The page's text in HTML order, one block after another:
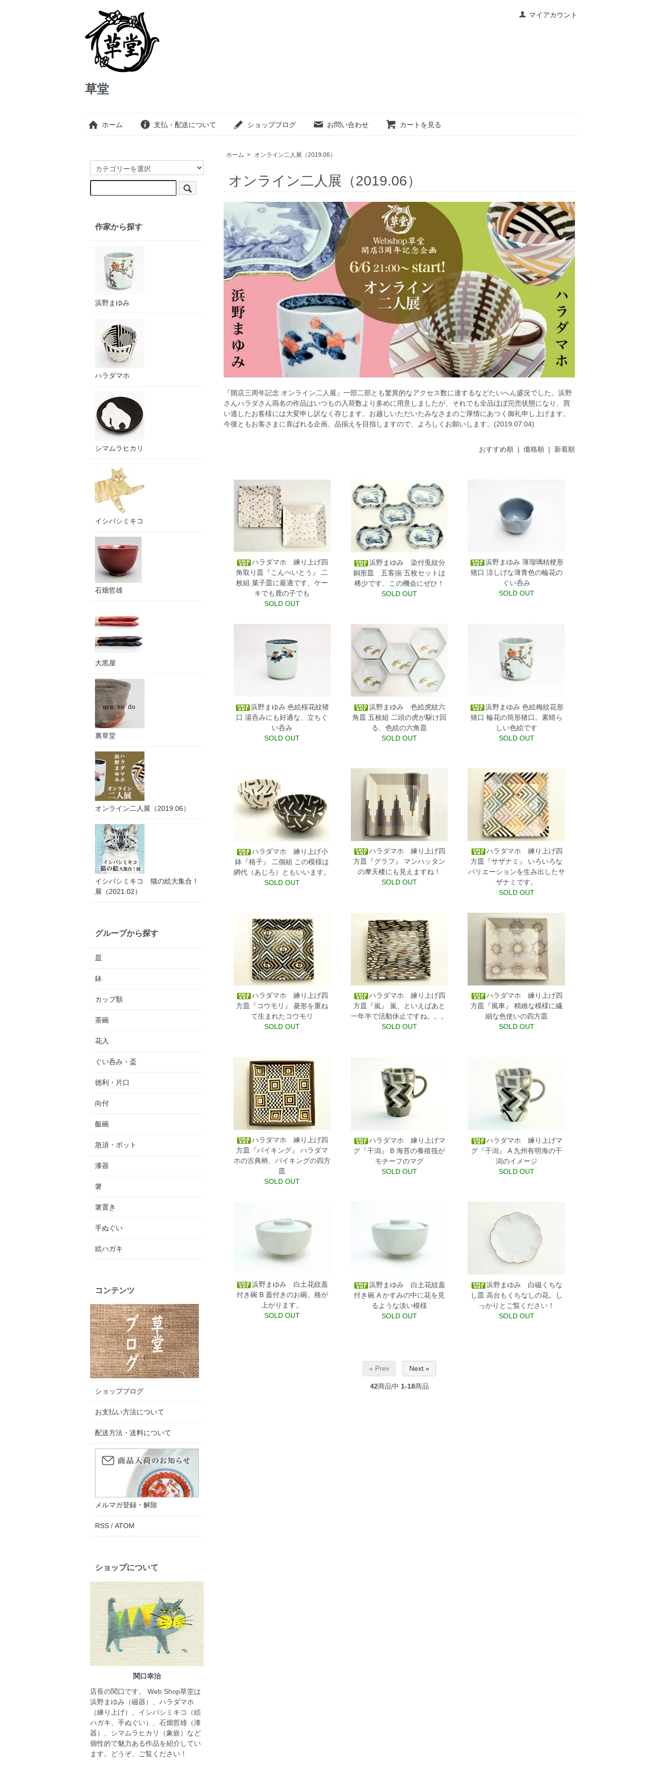
マイアカウント
草堂
ホーム 支払・配送について ショップブログ お問い合わせ カートを見る
ホーム > オンライン二人展（2019.06）
オンライン二人展（2019.06）
『開店三周年記念 オンライン二人展』一部二部とも驚異的なアクセス数に達するなどたいへん盛況でした。浜野
さんハラダさん両名の作品はいつもの入荷数より多めに用意しましたが、それでも全品ほぼ完売状態になり、買
い逃したお客様には大変申し訳なく存じます。お越しいただいたみなさまのご厚情にあつく御礼申し上げます。
今後ともお客さまに喜ばれる企画、品揃えを目指しますので、よろしくお願いします。(2019.07.04)
おすすめ順 | 価格順 | 新着順
ハラダマホ 練り上げ四
角取り皿『こんぺいとう』 二
枚組 菓子皿に最適です、ケー
キでも鹿の子でも
SOLD OUT
浜野まゆみ 染付兎紋分
銅形皿 五客揃 五枚セットは
稀少です、この機会にぜひ！
SOLD OUT
浜野まゆみ 薄瑠璃桔梗形
猪口 涼しげな薄青色の輪花の
ぐい呑み
SOLD OUT
浜野まゆみ 色絵桜花紋猪
口 湯呑みにも好適な、立ちぐ
い呑み
SOLD OUT
浜野まゆみ 色絵虎紋六
角皿 五枚組 二頭の虎が駆け回
る、色絵の六角皿
SOLD OUT
浜野まゆみ 色絵梅紋花形
猪口 輪花の筒形猪口。素晴ら
しい色絵です
SOLD OUT
ハラダマホ 練り上げ小
鉢『格子』 二個組 この模様は
網代（あじろ）ともいいます。
SOLD OUT
ハラダマホ 練り上げ四
方皿『グラフ』 マンハッタン
の摩天楼にも見えますね！
SOLD OUT
ハラダマホ 練り上げ四
方皿『サザナミ』 いろいろな
バリエーションを生み出したサ
ザナミです。
SOLD OUT
ハラダマホ 練り上げ四
方皿『コウモリ』菱形を重ね
て生まれたコウモリ
SOLD OUT
ハラダマホ 練り上げ四
方皿『嵐』 嵐、といえばあと
一年半で活動休止ですね。。。
SOLD OUT
ハラダマホ 練り上げ四
方皿『風車』 精緻な模様に繊
細な色使いの四方皿
SOLD OUT
ハラダマホ 練り上げ四
方皿『バイキング』ハラダマ
ホの古典柄、バイキングの四方
皿
SOLD OUT
ハラダマホ 練り上げマ
グ『干潟』 B 海苔の養殖筏が
モチーフのマグ
SOLD OUT
ハラダマホ 練り上げマ
グ『干潟』 A九州有明海の干
潟のイメージ
SOLD OUT
浜野まゆみ 白土花紋蓋
付き碗 B蓋付きのお碗、格が
上がります。
SOLD OUT
浜野まゆみ 白土花紋蓋
付き碗 Aかすみの中に花を見
るような淡い模様
SOLD OUT
浜野まゆみ 白磁くちな
し皿 高台もくちなしの花。し
っかりとご覧ください！
SOLD OUT
« Prev Next »
42商品中 1-18商品
作家から探す
浜野まゆみ
ハラダマホ
シマムラヒカリ
イシバシミキコ
石畑哲雄
大黒屋
裏草堂
オンライン二人展（2019.06）
イシバシミキコ 猫の絵大集合！
展（2021.02）
グループから探す
皿
鉢
カップ類
茶碗
花入
ぐい呑み・盃
徳利・片口
向付
飯碗
急須・ポット
漆器
箸
箸置き
手ぬぐい
絵ハガキ
コンテンツ
ショップブログ
お支払い方法について
配送方法・送料について
メルマガ登録・解除
RSS / ATOM
ショップについて
関口幸治
店長の関口です。 Web Shop草堂は
浜野まゆみ（磁器）、ハラダマホ
（練り上げ）、イシバシミキコ（絵
ハガキ、手ぬぐい）、石畑哲雄（漆
器）、シマムラヒカリ（象嵌）など
個性的で魅力ある作品を紹介してい
ます。どうぞ、ご覧ください！